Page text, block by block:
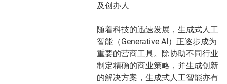
及创办人
随着科技的迅速发展，生成式人工
智能（Generative AI）正逐步成为
重要的营商工具。除协助不同行业
制定精确的商业策略，并生成创新
的解决方案，生成式人工智能亦有